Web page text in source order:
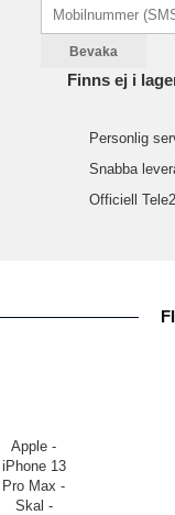
Bevaka
Finns ej i
Personlig
Snabba
Officiell
Apple -
iPhone 13
Pro Max -
Skal -